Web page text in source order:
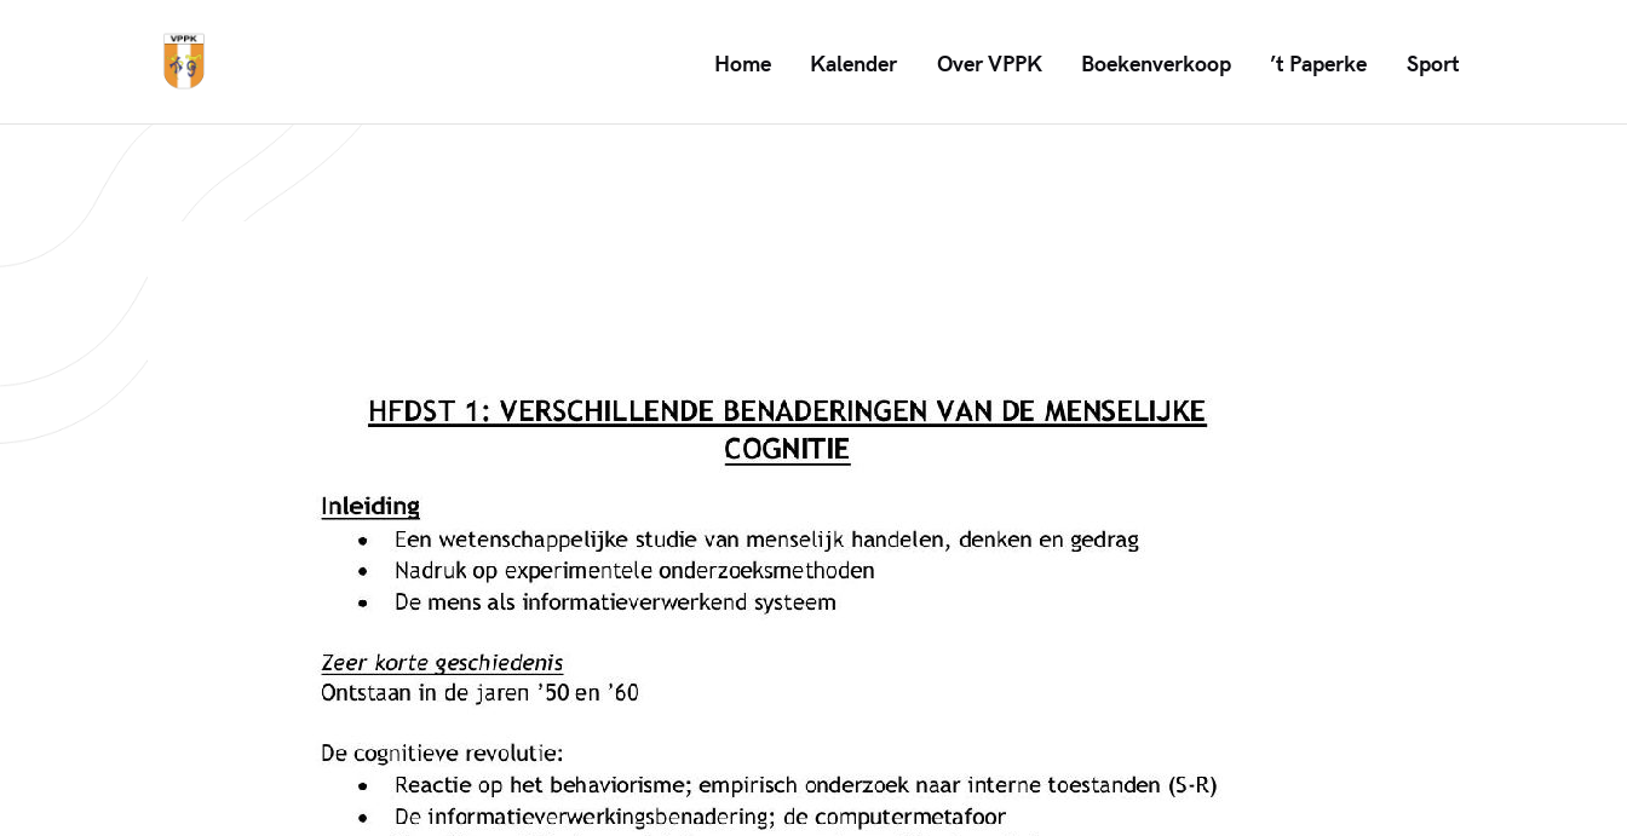
Home Kalender Over VPPK Boekenverkoop ’t Paperke Sport